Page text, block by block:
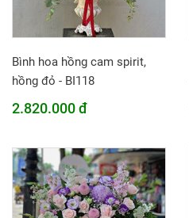
Bình hoa hồng cam spirit,
hồng đỏ - BI118
2.820.000 đ